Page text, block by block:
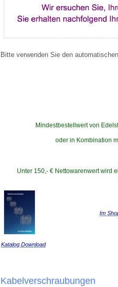
Bitte verwenden Sie den
Mindestbestellwert von
oder in Kombination
Unter 150,- € Nettowarenwert wird
Im
Katalog Download
Kabelverschraubungen